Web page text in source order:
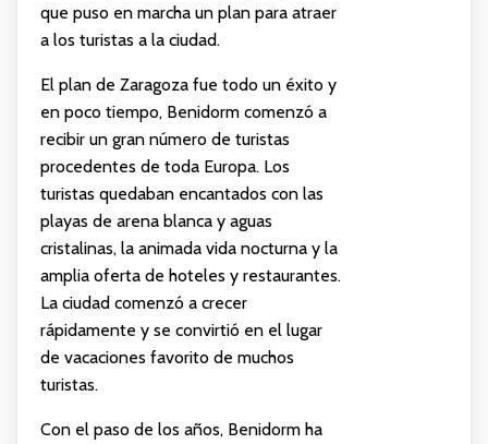
que puso en marcha un plan para atraer
a los turistas a la ciudad.
El plan de Zaragoza fue todo un éxito y
en poco tiempo, Benidorm comenzó a
recibir un gran número de turistas
procedentes de toda Europa. Los
turistas quedaban encantados con las
playas de arena blanca y aguas
cristalinas, la animada vida nocturna y la
amplia oferta de hoteles y restaurantes.
La ciudad comenzó a crecer
rápidamente y se convirtió en el lugar
de vacaciones favorito de muchos
turistas.
Con el paso de los años, Benidorm ha